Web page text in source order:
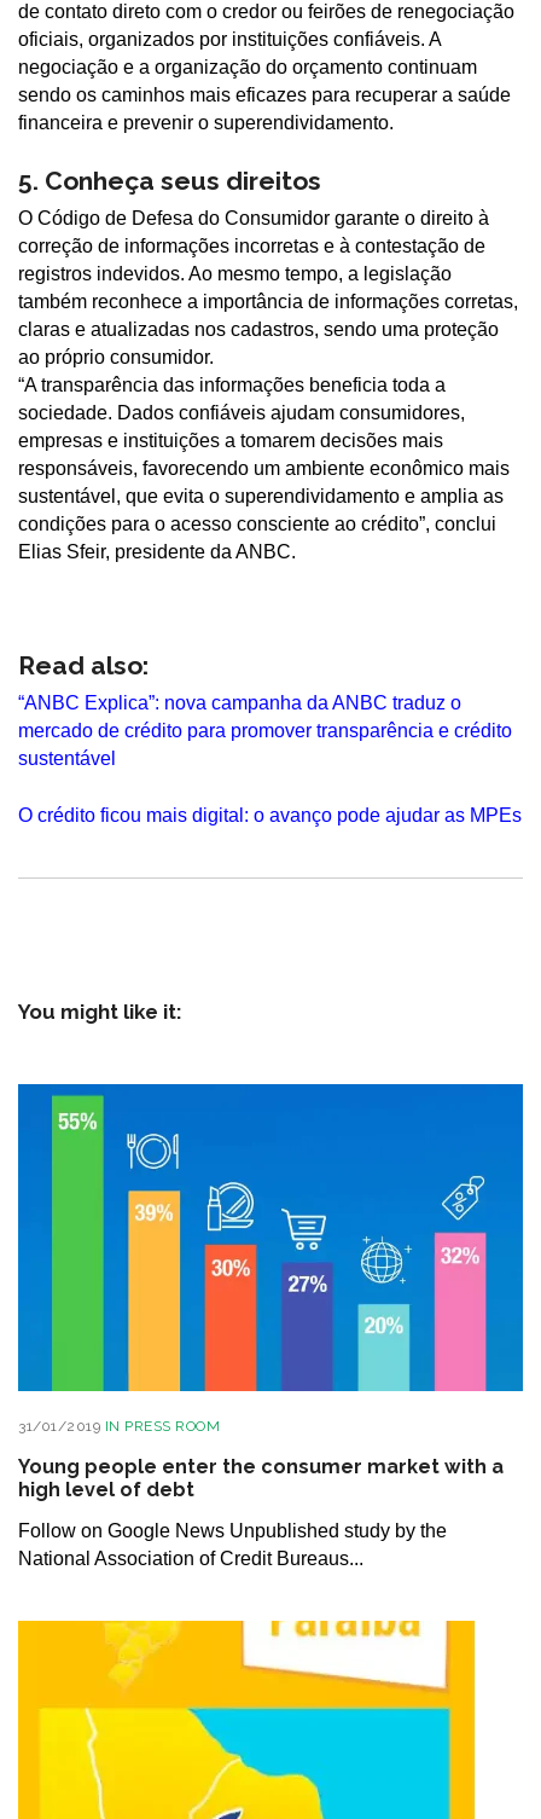
de contato direto com o credor ou feirões de renegociação
oficiais, organizados por instituições confiáveis. A
negociação e a organização do orçamento continuam
sendo os caminhos mais eficazes para recuperar a saúde
financeira e prevenir o superendividamento.
5. Conheça seus direitos
O Código de Defesa do Consumidor garante o direito à
correção de informações incorretas e à contestação de
registros indevidos. Ao mesmo tempo, a legislação
também reconhece a importância de informações corretas,
claras e atualizadas nos cadastros, sendo uma proteção
ao próprio consumidor.
“A transparência das informações beneficia toda a
sociedade. Dados confiáveis ajudam consumidores,
empresas e instituições a tomarem decisões mais
responsáveis, favorecendo um ambiente econômico mais
sustentável, que evita o superendividamento e amplia as
condições para o acesso consciente ao crédito”, conclui
Elias Sfeir, presidente da ANBC.
Read also:
“ANBC Explica”: nova campanha da ANBC traduz o
mercado de crédito para promover transparência e crédito
sustentável
O crédito ficou mais digital: o avanço pode ajudar as MPEs
You might like it:
31/01/2019 IN PRESS ROOM
Young people enter the consumer market with a
high level of debt
Follow on Google News Unpublished study by the
National Association of Credit Bureaus...